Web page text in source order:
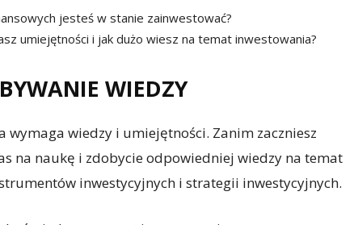
jesteś w stanie zainwestować?
umiejętności i jak dużo wiesz na temat inwestowania?
WIEDZY
wymaga wiedzy i umiejętności. Zanim zaczniesz
na naukę i zdobycie odpowiedniej wiedzy na temat
inwestycyjnych i strategii inwestycyjnych.